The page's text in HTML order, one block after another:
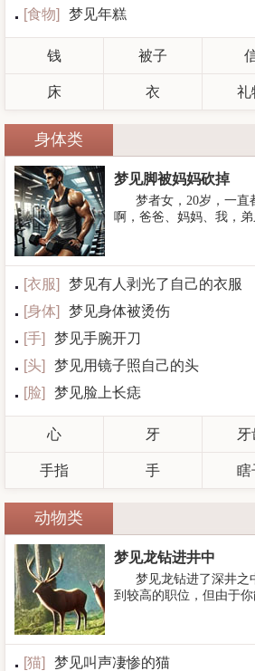
[食物] 梦见年糕
钱 被子
床 衣 礼
身体类
梦见脚被妈妈砍掉
梦者女，20岁，一直
啊，爸爸、妈妈、我，
[衣服]
梦见有人剥光了自己的衣服
[身体]
梦见身体被烫伤
[手]
梦见手腕开刀
[头]
梦见用镜子照自己的头
[脸] 梦见脸上长痣
心 牙 牙
手指 手 瞎
动物类
梦见龙钻进井中
梦见龙钻进了深井之
到较高的职位，但由于
[猫]
梦见叫声凄惨的猫